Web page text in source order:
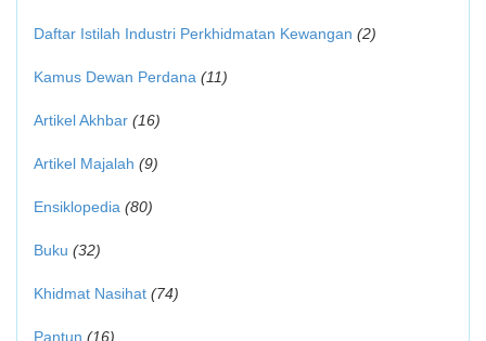
Daftar Istilah Industri Perkhidmatan Kewangan (2)
Kamus Dewan Perdana (11)
Artikel Akhbar (16)
Artikel Majalah (9)
Ensiklopedia (80)
Buku (32)
Khidmat Nasihat (74)
Pantun (16)